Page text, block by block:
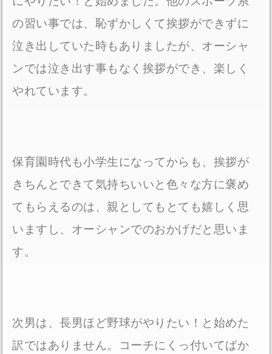
の習い事では、恥ずかしくて挨拶ができずに
泣き出していた時もありましたが、オーシャ
ンでは泣き出す事もなく挨拶ができ、楽しく
やれています。
保育園時代も小学生になってからも、挨拶が
きちんとできて気持ちいいと色々な方に褒め
てもらえるのは、親としてもとても嬉しく思
いますし、オーシャンでのおかげだと思いま
す。
次男は、長男ほど野球がやりたい！と始めた
訳ではありません。コーチにくっ付いてばか